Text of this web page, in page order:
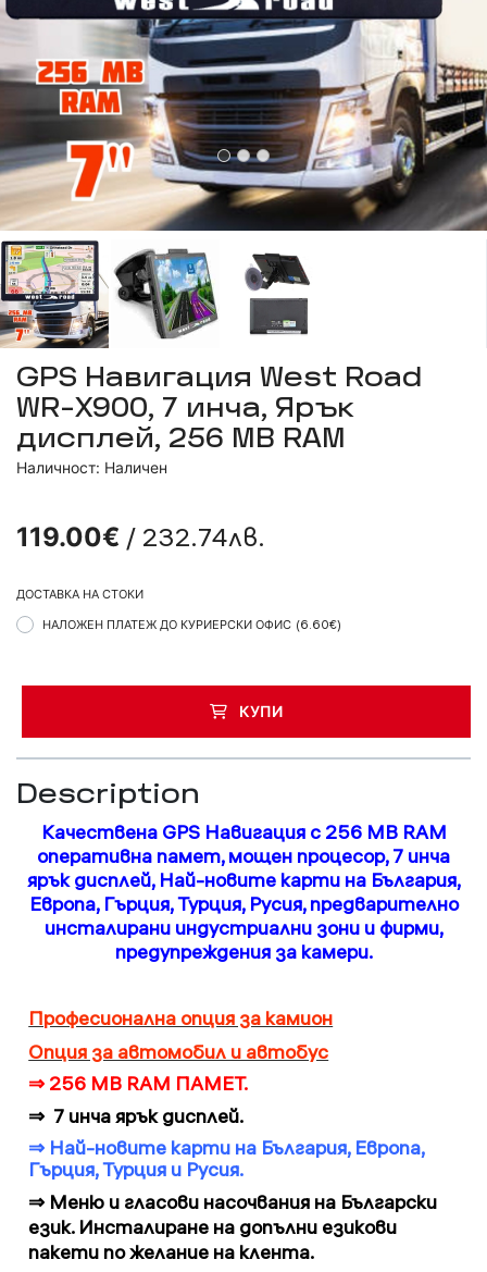
GPS Навигация West Road
WR-X900, 7 инча, Ярък
дисплей, 256 MB RAM
Наличност: Наличен
119.00€ / 232.74лв.
ДОСТАВКА НА СТОКИ
НАЛОЖЕН ПЛАТЕЖ ДО КУРИЕРСКИ ОФИС (6.60€)
КУПИ
Description
Качествена GPS Навигация с 256 MB RAM
оперативна памет, мощен процесор, 7 инча
ярък дисплей, Най-новите карти на България,
Европа, Гърция, Турция, Русия, предварително
инсталирани индустриални зони и фирми,
предупреждения за камери.
Професионална опция за камион
Опция за автомобил и автобус
⇒ 256 MB RAM ПАМЕТ.
⇒ 7 инча ярък дисплей.
⇒ Най-новите карти на България, Европа,
Гърция, Турция и Русия.
⇒ Меню и гласови насочвания на Български
език. Инсталиране на допълни езикови
пакети по желание на клента.